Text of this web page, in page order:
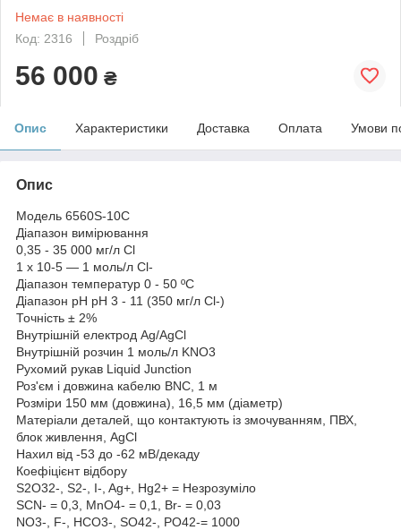
Немає в наявності
Код: 2316
Роздріб
56 000 ₴
Опис Характеристики Доставка Оплата Умови
Опис
Модель 6560S-10C
Діапазон вимірювання
0,35 - 35 000 мг/л Cl
1 x 10-5 — 1 моль/л Cl-
Діапазон температур 0 - 50 ºC
Діапазон pH pH 3 - 11 (350 мг/л Cl-)
Точність ± 2%
Внутрішній електрод Ag/AgCl
Внутрішній розчин 1 моль/л KNO3
Рухомий рукав Liquid Junction
Роз'єм і довжина кабелю BNC, 1 м
Розміри 150 мм (довжина), 16,5 мм (діаметр)
Матеріали деталей, що контактують із змочуванням, ПВХ,
блок живлення, AgCl
Нахил від -53 до -62 мВ/декаду
Коефіцієнт відбору
S2O32-, S2-, I-, Ag+, Hg2+ = Незрозуміло
SCN- = 0,3, MnO4- = 0,1, Br- = 0,03
NO3-, F-, HCO3-, SO42-, PO42-= 1000